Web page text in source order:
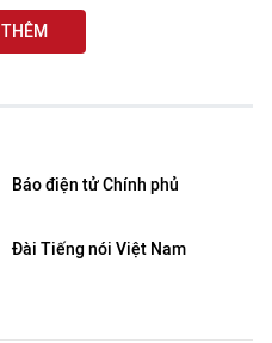
Báo điện tử Chính phủ
Đài Tiếng nói Việt Nam